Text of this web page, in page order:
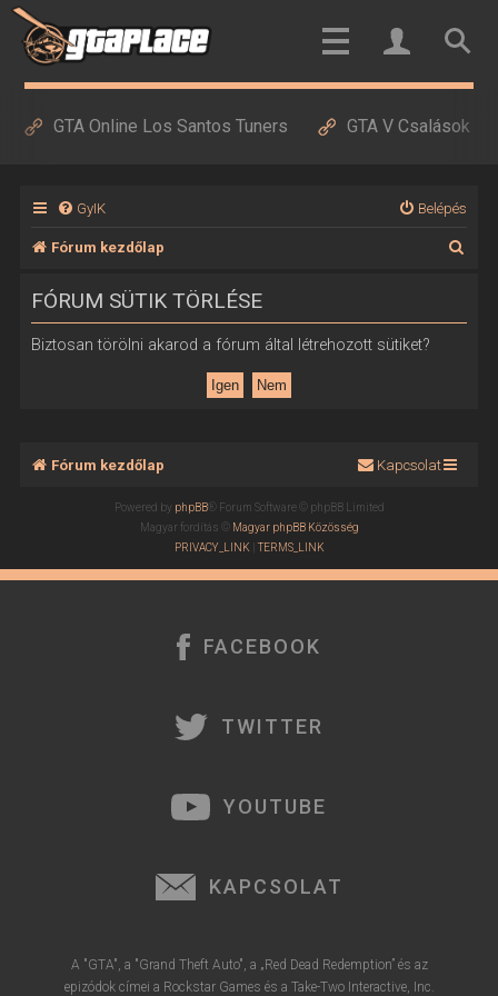
GTA Online Los Santos Tuners GTA V Csalások
GyIK Belépés
Fórum kezdőlap
FÓRUM SÜTIK TÖRLÉSE
Biztosan törölni akarod a fórum által létrehozott sütiket?
Fórum kezdőlap Kapcsolat
Powered by phpBB® Forum Software © phpBB Limited
Magyar fordítás © Magyar phpBB Közösség
PRIVACY_LINK |TERMS_LINK
FACEBOOK
TWITTER
YOUTUBE
KAPCSOLAT
A "GTA", a "Grand Theft Auto", a „Red Dead Redemption” és az
epizódok címei a Rockstar Games és a Take-Two Interactive, Inc.